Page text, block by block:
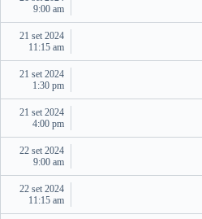
9:00 am
21 set 2024
11:15 am
21 set 2024
1:30 pm
21 set 2024
4:00 pm
22 set 2024
9:00 am
22 set 2024
11:15 am